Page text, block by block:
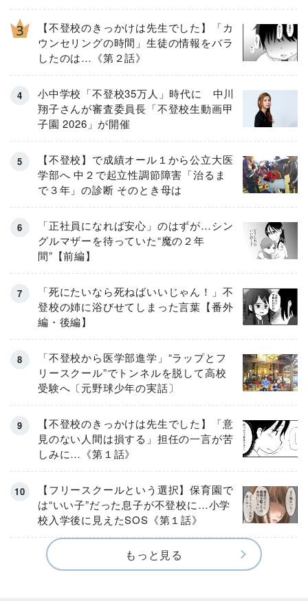
【不登校のきっかけは先生でした】「カ
ウンセリングの時間」生徒の情報をバラ
したのは…《第２話》
小中学校「不登校35万人」時代に 中川
翔子さんが審査委員長「不登校生動画甲
子園 2026」が開催
【不登校】で成績オール１から公立大医
学部へ 中２で起立性調節障害「治るま
で３年」の診断 そのとき母は
「正社員になれば安心」のはずが…シン
グルマザーを待っていた“魔の２年
間”【前編】
「死にたいなら死ねばいいじゃん！」不
登校の姉に浴びせてしまった言葉【番外
編・後編】
「不登校から医学部進学」“ラップとフ
リースクール”でトンネルを脱して高校
受験へ〔元野球少年の実話〕
【不登校のきっかけは先生でした】「意
見のない人間は損する」担任の一言が苦
しみに…《第１話》
【フリースクールという選択】保育園で
は“いい子”だった息子が不登校に…小学
校入学後に見えたSOS《第１話》
もっと見る